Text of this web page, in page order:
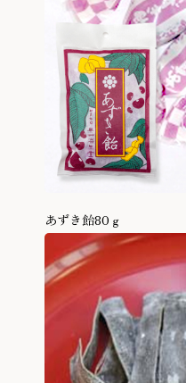
あずき飴80ｇ